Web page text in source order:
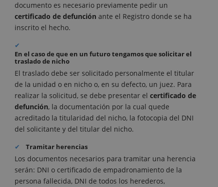
documento es necesario previamente pedir un
certificado de defunción ante el Registro donde se ha
inscrito el hecho.
En el caso de que en un futuro tengamos que solicitar el
traslado de nicho
El traslado debe ser solicitado personalmente el titular
de la unidad o en nicho o, en su defecto, un juez. Para
realizar la solicitud, se debe presentar el certificado de
defunción, la documentación por la cual quede
acreditado la titularidad del nicho, la fotocopia del DNI
del solicitante y del titular del nicho.
Tramitar herencias
Los documentos necesarios para tramitar una herencia
serán: DNI o certificado de empadronamiento de la
persona fallecida, DNI de todos los herederos,